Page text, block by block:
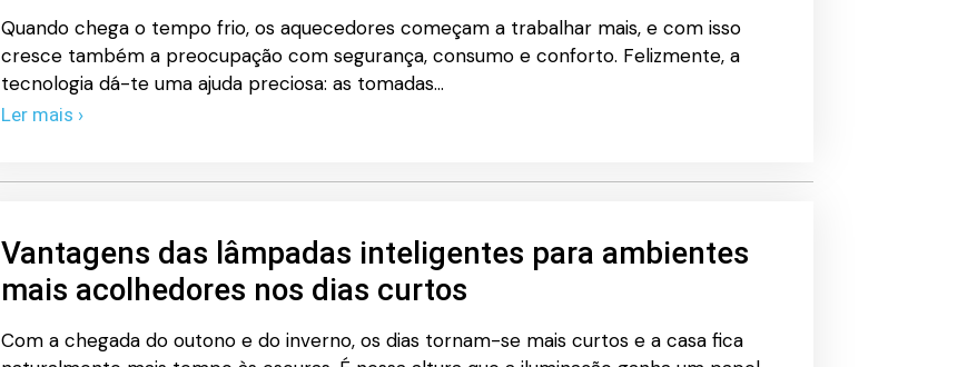
Quando chega o tempo frio, os aquecedores começam a trabalhar mais, e com isso
cresce também a preocupação com segurança, consumo e conforto. Felizmente, a
tecnologia dá-te uma ajuda preciosa: as tomadas…
Ler mais ›
Vantagens das lâmpadas inteligentes para ambientes
mais acolhedores nos dias curtos
Com a chegada do outono e do inverno, os dias tornam-se mais curtos e a casa fica